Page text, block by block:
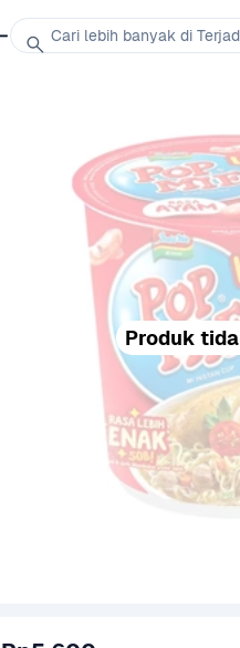
Produk
Cari lebih banyak di